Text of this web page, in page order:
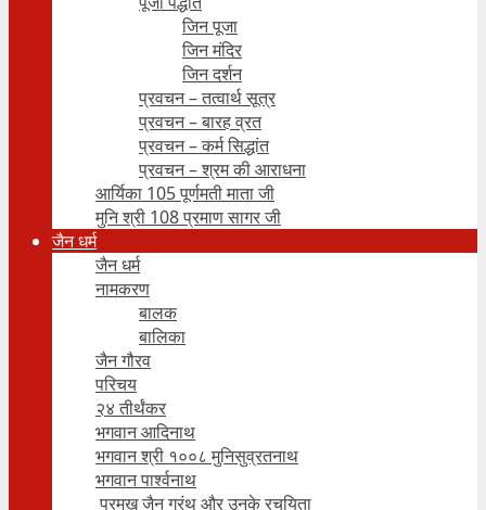
जिन पूजा
जिन मंदिर
जिन दर्शन
प्रवचन – तत्वार्थ सूत्र
प्रवचन – बारह व्रत
प्रवचन – कर्म सिद्धांत
प्रवचन – श्रम की आराधना
आर्यिका 105 पूर्णमती माता जी
मुनि श्री 108 प्रमाण सागर जी
जैन धर्म
जैन धर्म
नामकरण
बालक
बालिका
जैन गौरव
परिचय
२४ तीर्थंकर
भगवान आदिनाथ
भगवान श्री १००८ मुनिसुव्रतनाथ
भगवान पार्श्वनाथ
प्रमुख जैन ग्रंथ और उनके रचयिता